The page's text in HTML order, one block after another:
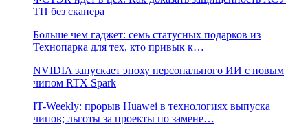
ТП без сканера
Больше чем гаджет: семь статусных подарков из
Технопарка для тех, кто привык к…
NVIDIA запускает эпоху персонального ИИ с новым
чипом RTX Spark
IT-Weekly: прорыв Huawei в технологиях выпуска
чипов; льготы за проекты по замене…